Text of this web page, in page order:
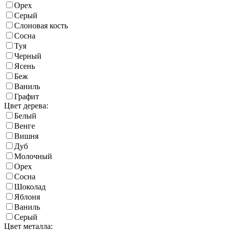
Орех
Серый
Слоновая кость
Сосна
Туя
Черный
Ясень
Беж
Ваниль
Графит
Цвет дерева:
Белый
Венге
Вишня
Дуб
Молочный
Орех
Сосна
Шоколад
Яблоня
Ваниль
Серый
Цвет металла: